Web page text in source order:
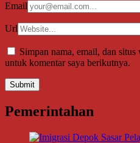
Email
Url
Simpan nama, email, dan
untuk komentar saya berikutnya.
Pemerintahan